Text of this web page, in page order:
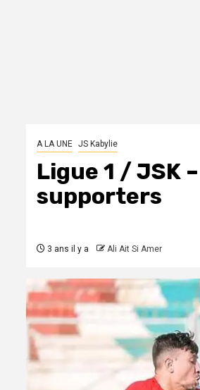
A LA UNE JS Kabylie
Ligue 1 / JSK
supporters
3 ans il y a Ali Ait Si Amer